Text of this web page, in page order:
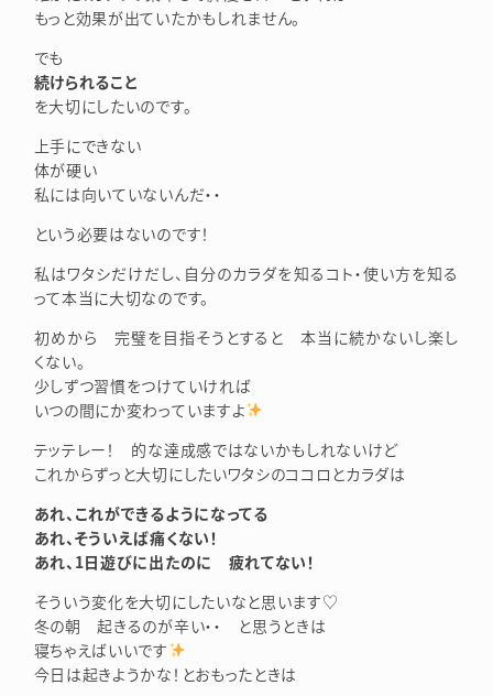
もっと効果が出ていたかもしれません。
でも
続けられること
を大切にしたいのです。
上手にできない
体が硬い
私には向いていないんだ・・
という必要はないのです！
私はワタシだけだし、自分のカラダを知るコト・使い方を知る
って本当に大切なのです。
初めから 完璧を目指そうとすると 本当に続かないし楽し
くない。
少しずつ習慣をつけていければ
いつの間にか変わっていますよ
テッテレー！ 的な達成感ではないかもしれないけど
これからずっと大切にしたいワタシのココロとカラダは
あれ、これができるようになってる
あれ、そういえば痛くない！
あれ、1日遊びに出たのに 疲れてない！
そういう変化を大切にしたいなと思います♡
冬の朝 起きるのが辛い・・ と思うときは
寝ちゃえばいいです
今日は起きようかな！とおもったときは